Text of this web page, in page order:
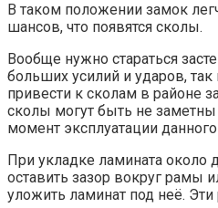
В таком положении замок
шансов, что появятся сколы.
Вообще нужно стараться
больших усилий и ударов,
привести к сколам в районе
сколы могут быть не заметны
момент эксплуатации
При укладке ламината
оставить зазор вокруг рамы
уложить ламинат под неё.